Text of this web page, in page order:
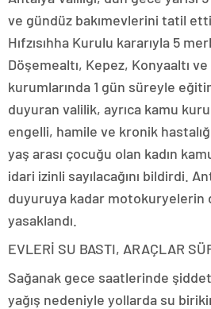
ve gündüz bakımevlerini tatil
Hıfzısıhha Kurulu kararıyla 5
Döşemealtı, Kepez, Konyaaltı
kurumlarında 1 gün süreyle
duyuran valilik, ayrıca kamu
engelli, hamile ve kronik
yaş arası çocuğu olan kadın
idari izinli sayılacağını bildirdi.
duyuruya kadar motokuryelerin
yasaklandı.
EVLERİ SU BASTI, ARAÇLAR
Sağanak gece saatlerinde
yağış nedeniyle yollarda su